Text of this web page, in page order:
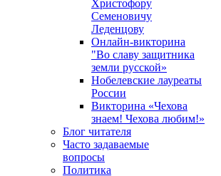
Христофору
Семеновичу
Леденцову
Онлайн-викторина
"Во славу защитника
земли русской»
Нобелевские лауреаты
России
Викторина «Чехова
знаем! Чехова любим!»
Блог читателя
Часто задаваемые
вопросы
Политика